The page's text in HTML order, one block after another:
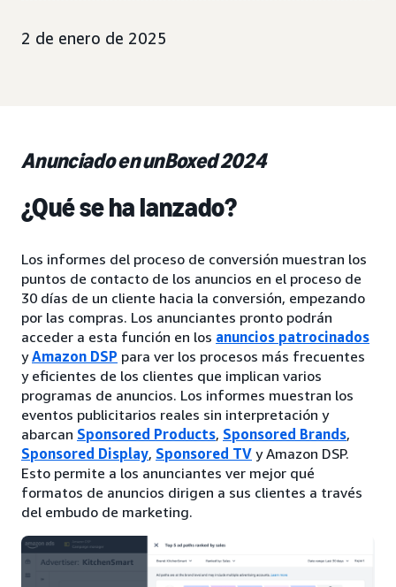
2 de enero de 2025
Anunciado en unBoxed 2024
¿Qué se ha lanzado?
Los informes del proceso de conversión muestran los
puntos de contacto de los anuncios en el proceso de
30 días de un cliente hacia la conversión, empezando
por las compras. Los anunciantes pronto podrán
acceder a esta función en los anuncios patrocinados
yAmazon DSP para ver los procesos más frecuentes
y eficientes de los clientes que implican varios
programas de anuncios. Los informes muestran los
eventos publicitarios reales sin interpretación y
abarcan Sponsored Products, Sponsored Brands,
Sponsored Display, Sponsored TV y Amazon DSP.
Esto permite a los anunciantes ver mejor qué
formatos de anuncios dirigen a sus clientes a través
del embudo de marketing.